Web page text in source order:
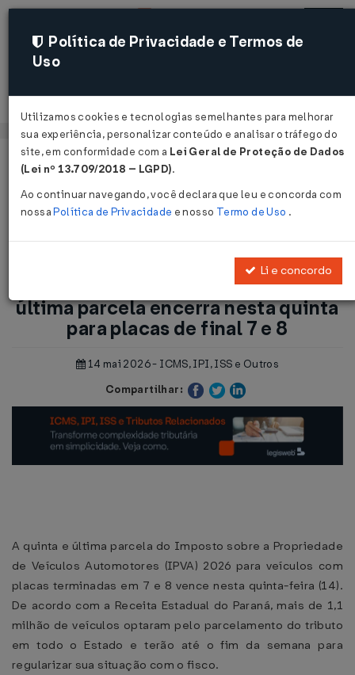
Acessar
Página Inicial
Notícias
quinta para placas de final 7 e 8...
Voltar
IPVA/PR: prazo de pagamento da
última parcela encerra nesta quinta
para placas de final 7 e 8
14 mai 2026 - ICMS, IPI, ISS e Outros
Compartilhar:
A quinta e última parcela do Imposto sobre a Propriedade
de Veículos Automotores (IPVA) 2026 para veículos com
placas terminadas em 7 e 8 vence nesta quinta-feira (14).
De acordo com a Receita Estadual do Paraná, mais de 1,1
milhão de veículos optaram pelo parcelamento do tributo
em todo o Estado e terão até o fim da semana para
regularizar sua situação com o fisco.
Política de Privacidade e Termos de
Uso
Utilizamos cookies e tecnologias semelhantes para melhorar
sua experiência, personalizar conteúdo e analisar o tráfego do
site, em conformidade com a Lei Geral de Proteção de Dados
(Lei nº 13.709/2018 – LGPD).
Ao continuar navegando, você declara que leu e concorda com
nossaPolítica de Privacidade e nosso Termo de Uso .
Li e concordo